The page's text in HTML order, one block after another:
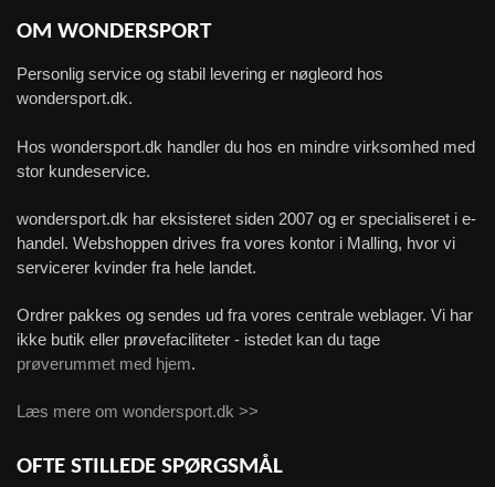
OM WONDERSPORT
Personlig service og stabil levering er nøgleord hos
wondersport.dk.
Hos wondersport.dk handler du hos en mindre virksomhed med
stor kundeservice.
wondersport.dk har eksisteret siden 2007 og er specialiseret i e-
handel. Webshoppen drives fra vores kontor i Malling, hvor vi
servicerer kvinder fra hele landet.
Ordrer pakkes og sendes ud fra vores centrale weblager. Vi har
ikke butik eller prøvefaciliteter - istedet kan du tage
prøverummet med hjem.
Læs mere om wondersport.dk >>
OFTE STILLEDE SPØRGSMÅL